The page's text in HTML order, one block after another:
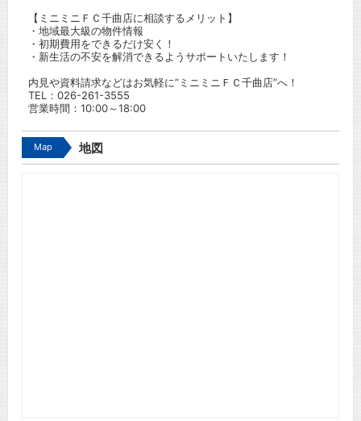
【ミニミニＦＣ千曲店に相談するメリット】
・地域最大級の物件情報
・初期費用をできるだけ安く！
・新生活の不安を解消できるようサポートいたします！
内見や資料請求などはお気軽に”ミニミニＦＣ千曲店”へ！
TEL： 026-261-3555
営業時間：10:00～18:00
Map 地図